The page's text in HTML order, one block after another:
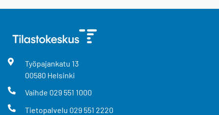
Työpajankatu 13
00580 Helsinki
Vaihde 029 551 1000
Tietopalvelu 029 551 2220